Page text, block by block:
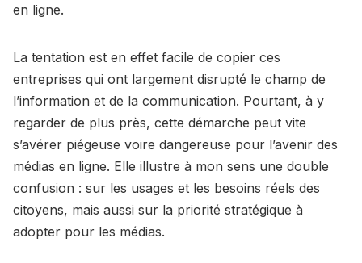
en ligne.
La tentation est en effet facile de copier ces
entreprises qui ont largement disrupté le champ de
l’information et de la communication. Pourtant, à y
regarder de plus près, cette démarche peut vite
s’avérer piégeuse voire dangereuse pour l’avenir des
médias en ligne. Elle illustre à mon sens une double
confusion : sur les usages et les besoins réels des
citoyens, mais aussi sur la priorité stratégique à
adopter pour les médias.